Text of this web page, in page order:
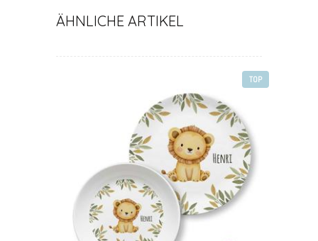
ÄHNLICHE ARTIKEL
TOP